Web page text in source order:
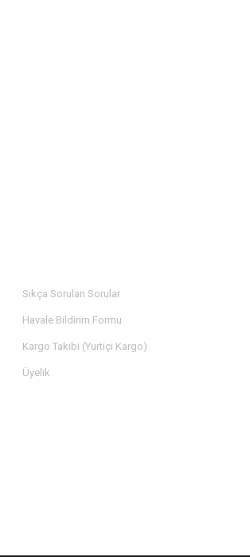
Sıkça Sorulan Sorular
Havale Bildirim Formu
Kargo Takibi (Yurtiçi Kargo)
Üyelik